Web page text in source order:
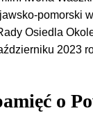
pomorski
Osiedla
2023
o